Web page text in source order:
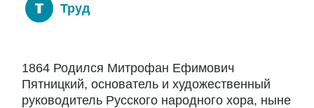
Труд
1864 Родился Митрофан Ефимович
Пятницкий, основатель и художественный
руководитель Русского народного хора, ныне